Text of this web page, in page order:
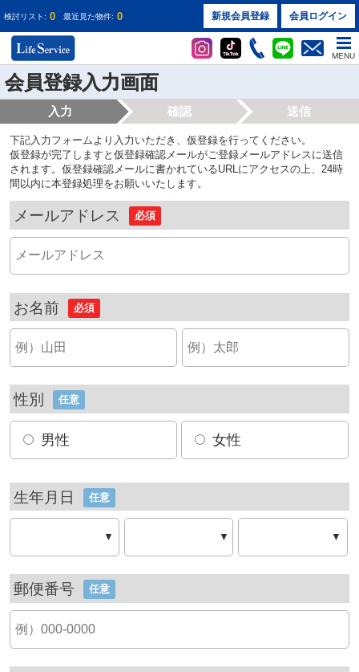
検討リスト: 0 最近見た物件: 0 新規会員登録 会員ログイン
MENU
会員登録入力画面
入力 確認 送信
下記入力フォームより入力いただき、仮登録を行ってください。
仮登録が完了しますと仮登録確認メールがご登録メールアドレスに送信
されます。仮登録確認メールに書かれているURLにアクセスの上、24時
間以内に本登録処理をお願いいたします。
メールアドレス 必須
お名前 必須
性別 任意
男性 女性
生年月日 任意
▼ ▼ ▼
郵便番号 任意